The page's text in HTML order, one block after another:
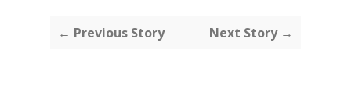
← Previous Story Next Story →